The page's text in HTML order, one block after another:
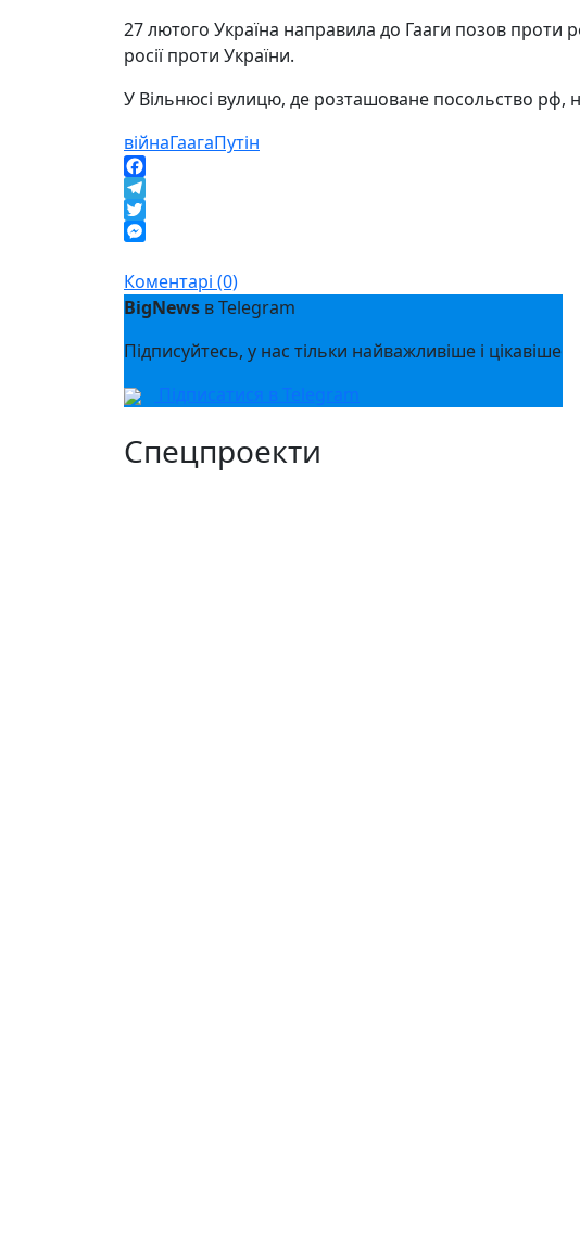
27 лютого Україна направила до Гааги позов проти
росії проти України.
У Вільнюсі вулицю, де розташоване посольство рф,
війнаГаагаПутін
Facebook
Telegram
Twitter
Коментарі (0)
BigNews в Telegram
Підписуйтесь, у нас тільки найважливіше і цікавіше
Підписатися в Telegram
Спецпроекти